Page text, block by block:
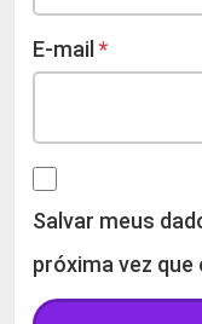
E-mail *
Salvar meus
próxima vez que